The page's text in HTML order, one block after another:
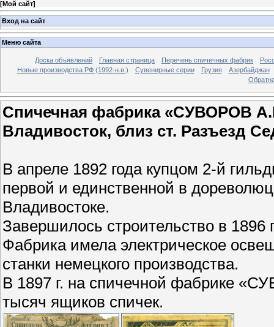
[Мой сайт]
Вход на сайт
Меню сайта
Доска объявлений Главная страница Перечень спичечных фабрик
Новые производства РФ (1992-н.в.)
Сувенирные серии Грузия
Азербайджан
Спичечная фабрика «СУВОРОВ
Владивосток, близ ст. Paзъезд
В апреле 1892 года купцом 2-й
первой и единственной в
Владивостоке.
Завершилось строительство в 1896
Фабрика имела электрическое
станки немецкого производства.
В 1897 г. на спичечной фабрике
тысяч ящиков спичек.